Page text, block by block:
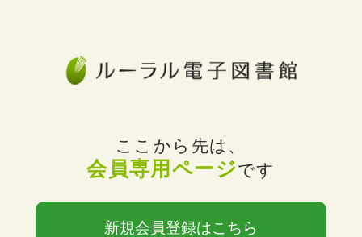
ここから先は、
会員専用ページです
新規会員登録はこちら